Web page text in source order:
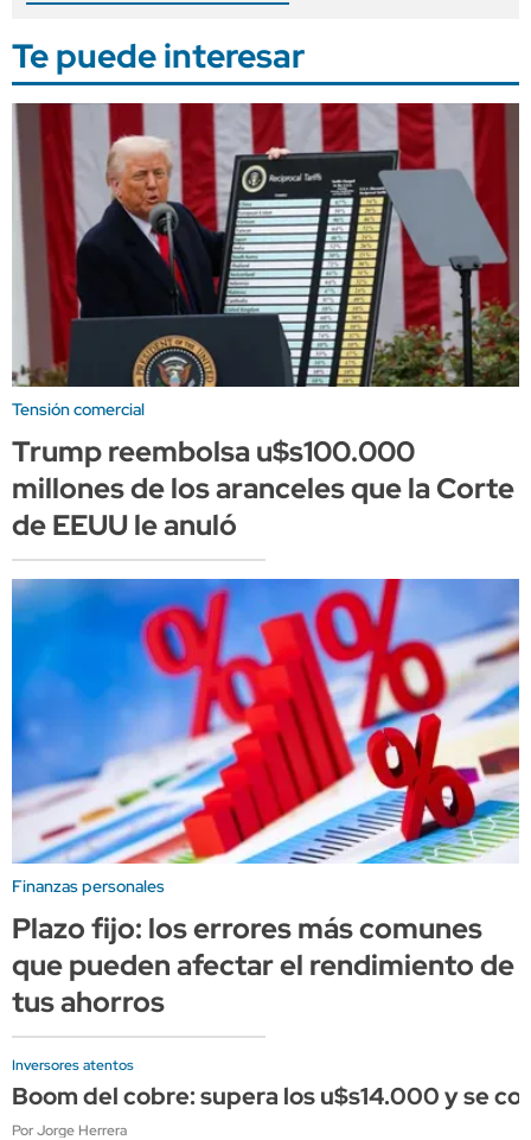
Te puede interesar
Tensión comercial
Trump reembolsa u$s100.000
millones de los aranceles que la Corte
de EEUU le anuló
Finanzas personales
Plazo fijo: los errores más comunes
que pueden afectar el rendimiento de
tus ahorros
Inversores atentos
Boom del cobre: supera los u$s14.000 y se
Por Jorge Herrera